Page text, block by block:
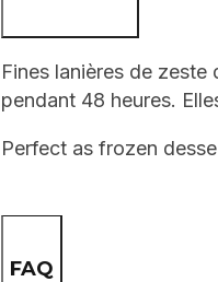
Fines lanières de zeste
pendant 48 heures.
Perfect as frozen
FAQ